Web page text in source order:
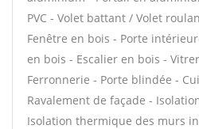
PVC - Volet battant / Volet
Fenêtre en bois - Porte
en bois - Escalier en bois -
Ferronnerie - Porte blindée -
Ravalement de façade -
Isolation thermique des murs